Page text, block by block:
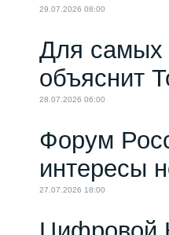
29.07.2026 08:00
Для самых
объяснит
28.07.2026 06:00
Форум
интересы
27.07.2026 18:00